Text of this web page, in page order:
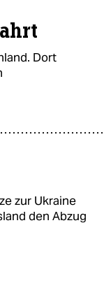
Dort
zur Ukraine
den Abzug